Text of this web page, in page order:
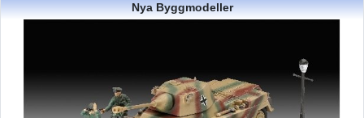
Nya Byggmodeller